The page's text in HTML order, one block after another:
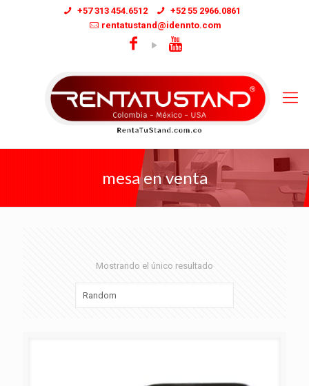
+57 313 454.6512
+52 55 2966.0861
rentatustand@idennto.com
mesa en venta
Mostrando el único resultado